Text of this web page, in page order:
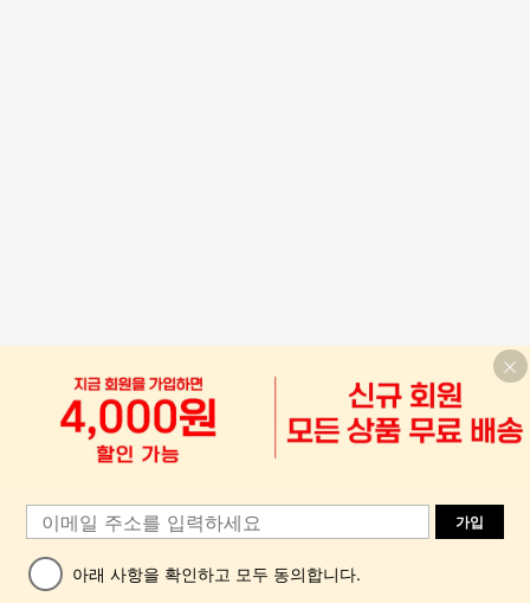
가입
아래 사항을 확인하고 모두 동의합니다.